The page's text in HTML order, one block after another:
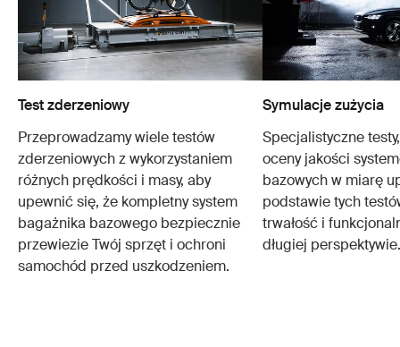
Test zderzeniowy
Przeprowadzamy wiele testów
zderzeniowych z wykorzystaniem
różnych prędkości i masy, aby
upewnić się, że kompletny system
bagażnika bazowego bezpiecznie
przewiezie Twój sprzęt i ochroni
samochód przed uszkodzeniem.
Symulacje zużycia
Specjalistyczne
oceny jakości
bazowych w miarę
podstawie tych
trwałość i
długiej perspektywie.